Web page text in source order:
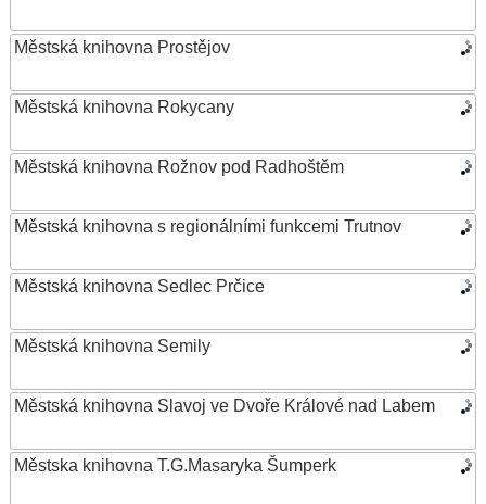
Městská knihovna Prostějov
Městská knihovna Rokycany
Městská knihovna Rožnov pod Radhoštěm
Městská knihovna s regionálními funkcemi Trutnov
Městská knihovna Sedlec Prčice
Městská knihovna Semily
Městská knihovna Slavoj ve Dvoře Králové nad Labem
Městska knihovna T.G.Masaryka Šumperk